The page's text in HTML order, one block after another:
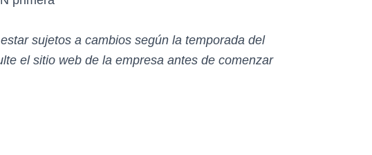
sujetos a cambios según la temporada del
el sitio web de la empresa antes de comenzar